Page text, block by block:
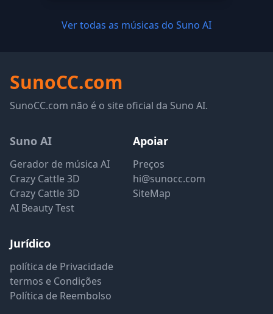
Ver todas as músicas do Suno AI
SunoCC.com
SunoCC.com não é o site oficial da Suno AI.
Suno AI
Gerador de música AI
Crazy Cattle 3D
Crazy Cattle 3D
AI Beauty Test
Apoiar
Preços
hi@sunocc.com
SiteMap
Jurídico
política de Privacidade
termos e Condições
Política de Reembolso